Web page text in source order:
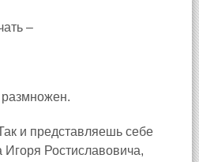
–
размножен.
и представляешь себе
Игоря Ростиславовича,